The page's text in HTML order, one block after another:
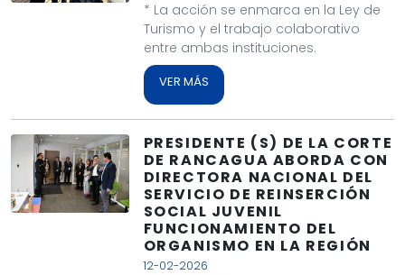
* La acción se enmarca en la Ley de
Turismo y el trabajo colaborativo
entre ambas instituciones.
VER MÁS
PRESIDENTE (S) DE LA CORTE
DE RANCAGUA ABORDA CON
DIRECTORA NACIONAL DEL
SERVICIO DE REINSERCIÓN
SOCIAL JUVENIL
FUNCIONAMIENTO DEL
ORGANISMO EN LA REGIÓN
12-02-2026